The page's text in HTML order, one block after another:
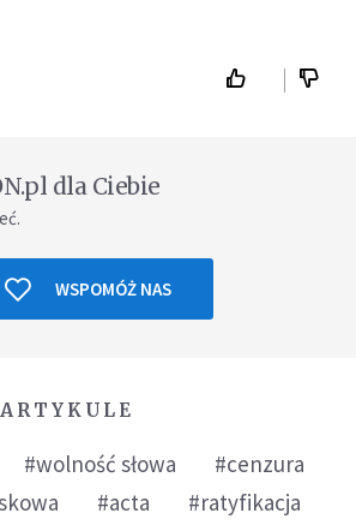
dla Ciebie
WSPOMÓŻ NAS
#wolność słowa
#cenzura
#acta
#ratyfikacja